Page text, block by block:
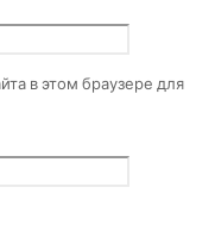
в этом браузере для